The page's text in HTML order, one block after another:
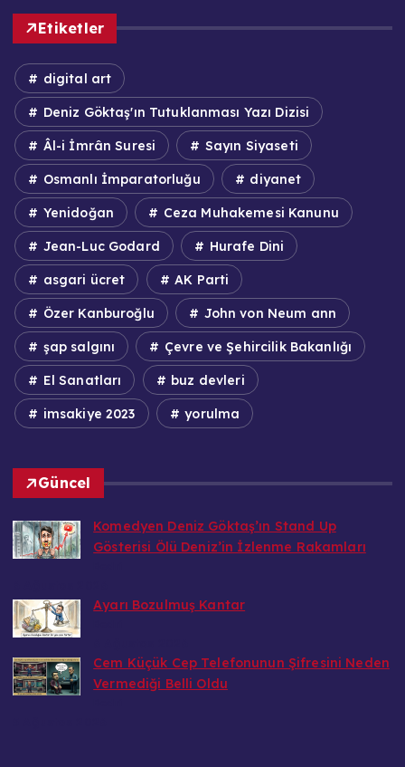
Etiketler
digital art
Deniz Göktaş'ın Tutuklanması Yazı Dizisi
Âl-i İmrân Suresi Sayın Siyaseti
Osmanlı İmparatorluğu diyanet
Yenidoğan Ceza Muhakemesi Kanunu
Jean-Luc Godard Hurafe Dini
asgari ücret AK Parti
Özer Kanburoğlu John von Neum ann
şap salgını Çevre ve Şehircilik Bakanlığı
El Sanatları buz devleri
imsakiye 2023 yorulma
Güncel
Komedyen Deniz Göktaş’ın Stand Up
Gösterisi Ölü Deniz’in İzlenme Rakamları
Ayarı Bozulmuş Kantar
Cem Küçük Cep Telefonunun Şifresini Neden
Vermediği Belli Oldu